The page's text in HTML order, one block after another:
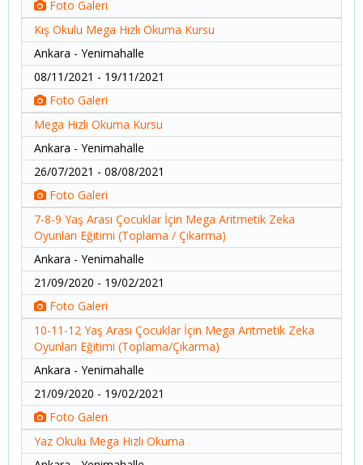
Foto Galeri
Kış Okulu Mega Hızlı Okuma Kursu
Ankara - Yenimahalle
08/11/2021 - 19/11/2021
Foto Galeri
Mega Hızlı Okuma Kursu
Ankara - Yenimahalle
26/07/2021 - 08/08/2021
Foto Galeri
7-8-9 Yaş Arası Çocuklar İçin Mega Aritmetik Zeka
Oyunları Eğitimi (Toplama / Çıkarma)
Ankara - Yenimahalle
21/09/2020 - 19/02/2021
Foto Galeri
10-11-12 Yaş Arası Çocuklar İçin Mega Aritmetik Zeka
Oyunları Eğitimi (Toplama/Çıkarma)
Ankara - Yenimahalle
21/09/2020 - 19/02/2021
Foto Galeri
Yaz Okulu Mega Hızlı Okuma